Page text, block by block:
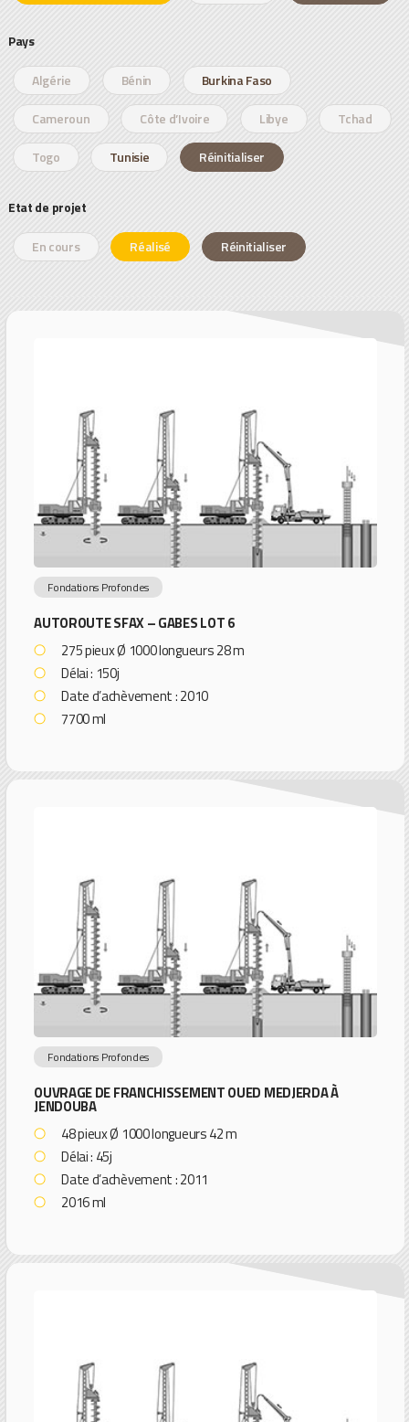
Pays
Algérie Bénin
Burkina Faso
Cameroun
Côte d’Ivoire Libye
Tchad
Togo
Tunisie Réinitialiser
Etat de projet
En cours Réalisé Réinitialiser
Fondations Profondes
AUTOROUTE SFAX – GABES LOT 6
275 pieux Ø 1000 longueurs 28 m
Délai : 150j
Date d’achèvement : 2010
7700 ml
Fondations Profondes
OUVRAGE DE FRANCHISSEMENT OUED MEDJERDA À
JENDOUBA
48 pieux Ø 1000 longueurs 42 m
Délai : 45j
Date d’achèvement : 2011
2016 ml